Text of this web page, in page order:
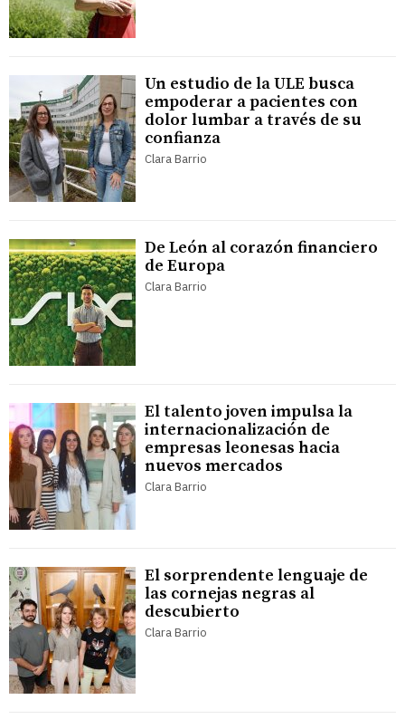
Un estudio de la ULE busca
empoderar a pacientes con
dolor lumbar a través de su
confianza
Clara Barrio
De León al corazón financiero
de Europa
Clara Barrio
El talento joven impulsa la
internacionalización de
empresas leonesas hacia
nuevos mercados
Clara Barrio
El sorprendente lenguaje de
las cornejas negras al
descubierto
Clara Barrio